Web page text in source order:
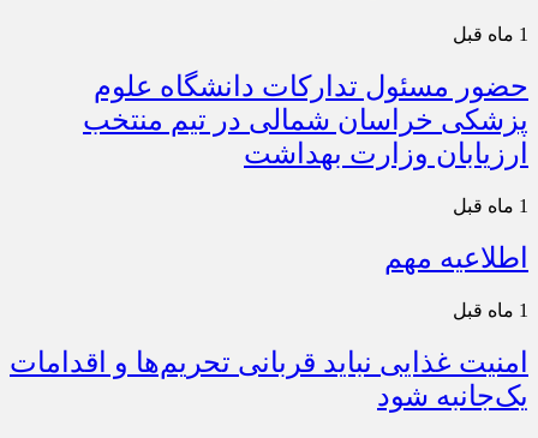
1 ماه قبل
حضور مسئول تدارکات دانشگاه علوم
پزشکی خراسان شمالی در تیم منتخب
ارزیابان وزارت بهداشت
1 ماه قبل
اطلاعیه مهم
1 ماه قبل
امنیت غذایی نباید قربانی تحریم‌ها و اقدامات
یک‌جانبه شود